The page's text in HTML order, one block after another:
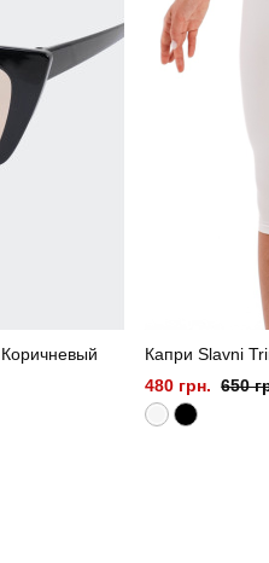
Капри Slavni
480 грн. 650